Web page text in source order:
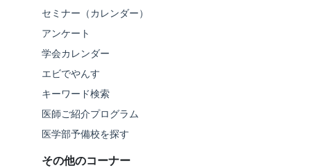
セミナー（カレンダー）
アンケート
学会カレンダー
エビでやんす
キーワード検索
医師ご紹介プログラム
医学部予備校を探す
その他のコーナー